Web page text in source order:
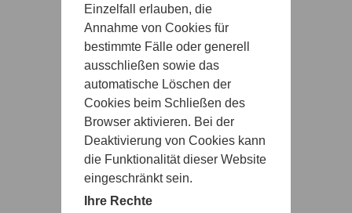
Einzelfall erlauben, die
Annahme von Cookies für
bestimmte Fälle oder generell
ausschließen sowie das
automatische Löschen der
Cookies beim Schließen des
Browser aktivieren. Bei der
Deaktivierung von Cookies kann
die Funktionalität dieser Website
eingeschränkt sein.
Ihre Rechte